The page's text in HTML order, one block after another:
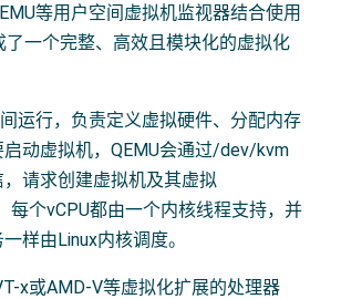
等用户空间虚拟机监视器结合使用
了一个完整、高效且模块化的虚拟化
运行，负责定义虚拟硬件、分配内存
动虚拟机，QEMU会通过/dev/kvm
请求创建虚拟机及其虚拟
每个vCPU都由一个内核线程支持，并
样由Linux内核调度。
x或AMD-V等虚拟化扩展的处理器